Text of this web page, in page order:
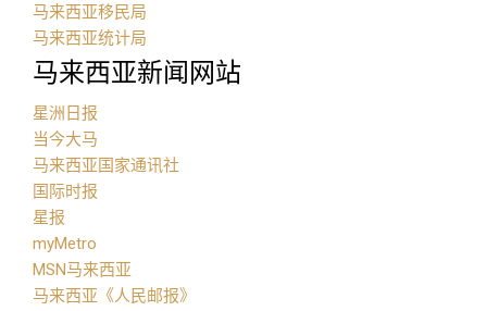
马来西亚移民局
马来西亚统计局
马来西亚新闻网站
星洲日报
当今大马
马来西亚国家通讯社
国际时报
星报
myMetro
MSN马来西亚
马来西亚《人民邮报》